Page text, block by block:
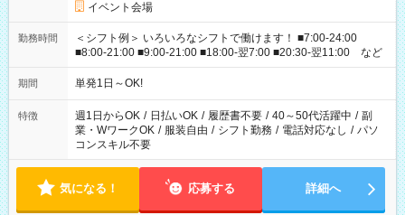
イベント会場
勤務時間
＜シフト例＞ いろいろなシフトで働けます！ ■7:00-24:00
■8:00-21:00 ■9:00-21:00 ■18:00-翌7:00 ■20:30-翌11:00 など
期間 単発1日～OK!
特徴 週1日からOK / 日払いOK / 履歴書不要 / 40～50代活躍中 / 副
業・WワークOK / 服装自由 / シフト勤務 / 電話対応なし / パソ
コンスキル不要
気になる！ 応募する 詳細へ